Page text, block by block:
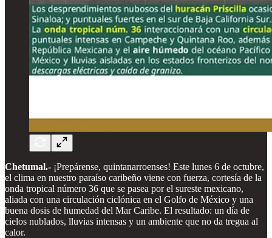
Chetumal.- ¡Prepárense, quintanarroenses! Este lunes 6 de octubre,
el clima en nuestro paraíso caribeño viene con fuerza, cortesía de la
onda tropical número 36 que se pasea por el sureste mexicano,
aliada con una circulación ciclónica en el Golfo de México y una
buena dosis de humedad del Mar Caribe. El resultado: un día de
cielos nublados, lluvias intensas y un ambiente que no da tregua al
calor.